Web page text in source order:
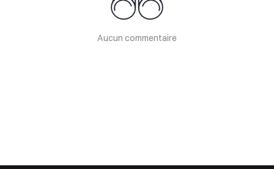
Aucun commentaire